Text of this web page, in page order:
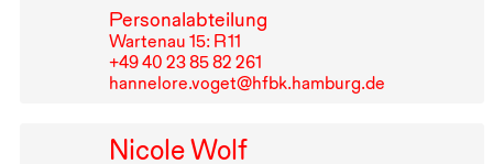
Personalabteilung
Wartenau 15: R⁠ ⁠11
+49⁠ ⁠40⁠ ⁠23⁠ ⁠85⁠ ⁠82⁠ ⁠261
hannelore.voget@hfbk.hamburg.de
Nicole Wolf